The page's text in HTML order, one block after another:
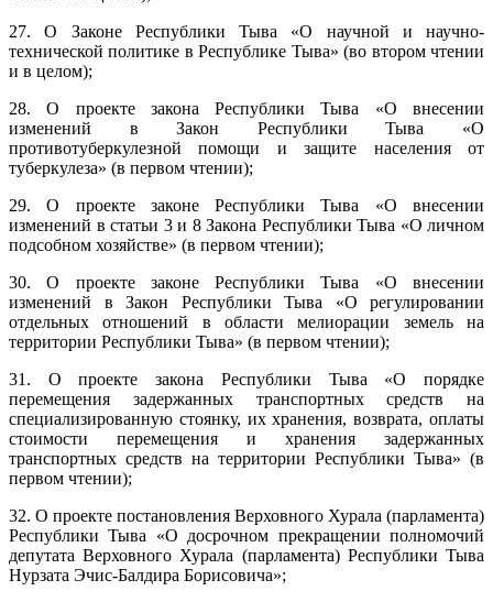
27. О Законе Республики Тыва «О научной и научно-
технической политике в Республике Тыва» (во втором чтении
и в целом);
28. О проекте закона Республики Тыва «О внесении
изменений в Закон Республики Тыва «О
противотуберкулезной помощи и защите населения от
туберкулеза» (в первом чтении);
29. О проекте законе Республики Тыва «О внесении
изменений в статьи 3 и 8 Закона Республики Тыва «О личном
подсобном хозяйстве» (в первом чтении);
30. О проекте законе Республики Тыва «О внесении
изменений в Закон Республики Тыва «О регулировании
отдельных отношений в области мелиорации земель на
территории Республики Тыва» (в первом чтении);
31. О проекте закона Республики Тыва «О порядке
перемещения задержанных транспортных средств на
специализированную стоянку, их хранения, возврата, оплаты
стоимости перемещения и хранения задержанных
транспортных средств на территории Республики Тыва» (в
первом чтении);
32. О проекте постановления Верховного Хурала (парламента)
Республики Тыва «О досрочном прекращении полномочий
депутата Верховного Хурала (парламента) Республики Тыва
Нурзата Эчис-Балдира Борисовича»;